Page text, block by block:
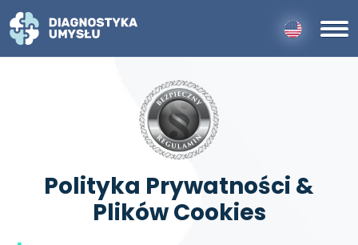
Polityka Prywatności &
Plików Cookies